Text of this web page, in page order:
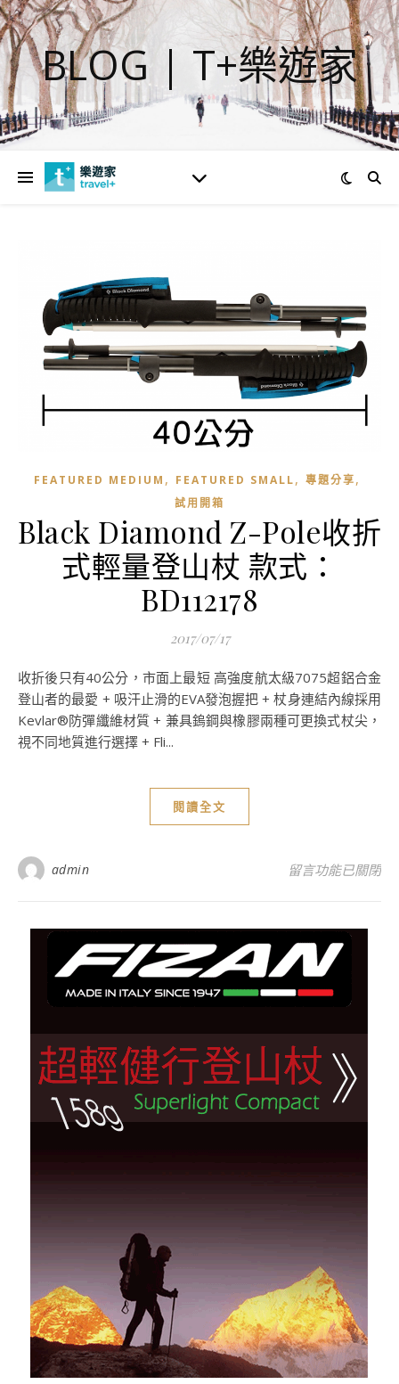
BLOG | T+樂遊家
FEATURED MEDIUM , FEATURED SMALL, 專題分享,
試用開箱
Black Diamond Z-Pole收折
式輕量登山杖 款式：
BD112178
2017/07/17
收折後只有40公分，市面上最短 高強度航太級7075超鋁合金
登山者的最愛 + 吸汗止滑的EVA發泡握把 + 杖身連結內線採用
Kevlar®防彈纖維材質 + 兼具鎢鋼與橡膠兩種可更換式杖尖，
視不同地質進行選擇 + Fli...
閱讀全文
admin 在〈Black
留言功能已關閉